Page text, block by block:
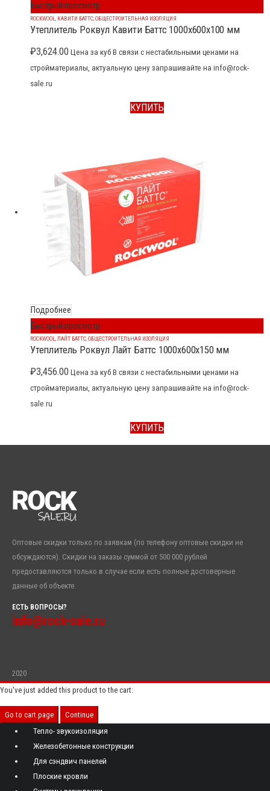
Быстрый просмотр
ROCKWOOL, КАВИТИ БАТТС,ОБЩЕСТРОИТЕЛЬНАЯ ИЗОЛЯЦИЯ
Утеплитель Роквул Кавити Баттс 1000x600x100 мм
₽3,624.00 Цена за куб В связи с нестабильными ценами на
стройматериалы, актуальную цену запрашивайте на info@rock-
sale.ru
КУПИТЬ
Подробнее
Быстрый просмотр
ROCKWOOL ЛАЙТ БАТТС ОБЩЕСТРОИТЕЛЬНАЯ ИЗОЛЯЦИЯ
Утеплитель Роквул Лайт Баттс 1000x600x150 мм
₽3,456.00 Цена за куб В связи с нестабильными ценами на
стройматериалы, актуальную цену запрашивайте на info@rock-
sale.ru
КУПИТЬ
Оптовые скидки только по заявкам (по телефону оптовые скидки не
обсуждаются). Скидки на заказы суммой от 500 000 рублей
предоставляются только в случае если есть полные достоверные
данные об объекте.
ЕСТЬ ВОПРОСЫ?
info@rock-sale.ru
2020
You've just added this product to the cart:
Go to cart page
Continue
Тепло- звукоизоляция
Железобетонные конструкции
Для сэндвич панелей
Плоские кровли